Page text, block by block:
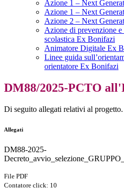
Azione 1 – Next
Azione 1 – Next
Azione 2 – Next
Azione di prevenzione e
scolastica Ex Bonifazi
Animatore Digitale Ex
Linee guida
orientatore Ex Bonifazi
DM88/2025-PCTO
Di seguito allegati relativi al progetto.
Allegati
DM88-2025-
File PDF
Contatore click: 10